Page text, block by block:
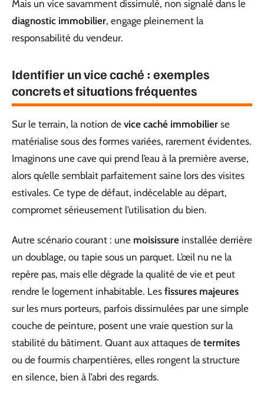
Mais un vice savamment dissimulé, non signalé dans le
diagnostic immobilier, engage pleinement la
responsabilité du vendeur.
Identifier un vice caché : exemples
concrets et situations fréquentes
Sur le terrain, la notion de vice caché immobilier se
matérialise sous des formes variées, rarement évidentes.
Imaginons une cave qui prend l’eau à la première averse,
alors qu’elle semblait parfaitement saine lors des visites
estivales. Ce type de défaut, indécelable au départ,
compromet sérieusement l’utilisation du bien.
Autre scénario courant : une moisissure installée derrière
un doublage, ou tapie sous un parquet. L’œil nu ne la
repère pas, mais elle dégrade la qualité de vie et peut
rendre le logement inhabitable. Les fissures majeures
sur les murs porteurs, parfois dissimulées par une simple
couche de peinture, posent une vraie question sur la
stabilité du bâtiment. Quant aux attaques de termites
ou de fourmis charpentières, elles rongent la structure
en silence, bien à l’abri des regards.